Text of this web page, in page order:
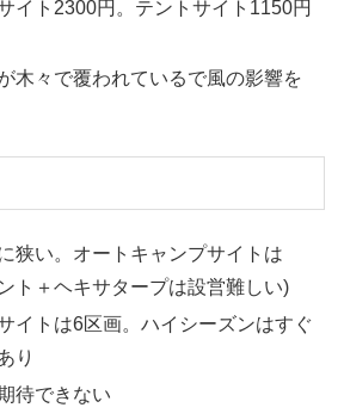
イト2300円。テントサイト1150円
木々で覆われているで風の影響を
狭い。オートキャンプサイトは
ト＋ヘキサタープは設営難しい)
イトは6区画。ハイシーズンはすぐ
り
待できない